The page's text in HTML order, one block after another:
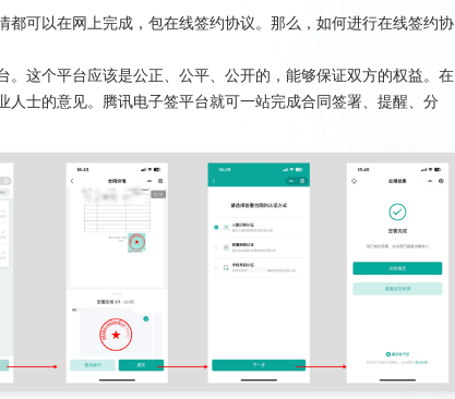
可以在网上完成，包在线签约协议。那么，如何进行在线签约协
这个平台应该是公正、公平、公开的，能够保证双方的权益。在
士的意见。腾讯电子签平台就可一站完成合同签署、提醒、分